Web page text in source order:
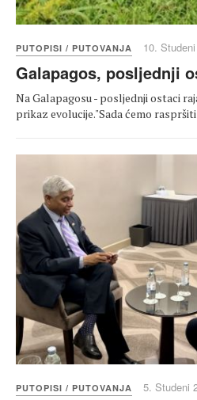
PUTOPISI / PUTOVANJA 10.
Galapagos, posljednji
Na Galapagosu - posljednji ostaci
prikaz evolucije."Sada ćemo
PUTOPISI / PUTOVANJA 5. Studeni